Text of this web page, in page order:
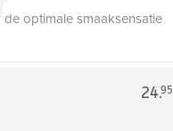
optimale smaaksensatie
24.95